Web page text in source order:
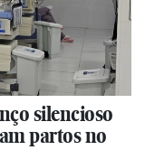
silencioso
partos no